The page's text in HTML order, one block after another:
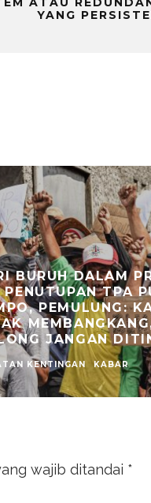
YANG
BURUH DALAM
PENUTUPAN TPA
PEMULUNG:
JANGAN
KENTINGAN KABAR
wajib ditandai *